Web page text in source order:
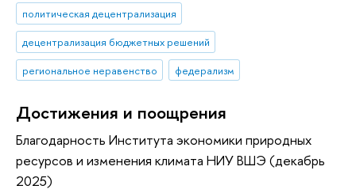
политическая децентрализация
децентрализация бюджетных решений
региональное неравенство
федерализм
Достижения и поощрения
Благодарность Института экономики природных
ресурсов и изменения климата НИУ ВШЭ (декабрь
2025)